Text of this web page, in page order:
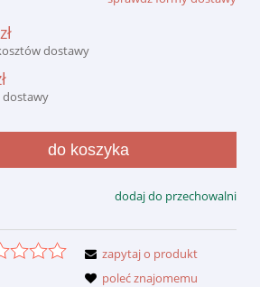
dostawy
dostawy
do koszyka
dodaj do przechowalni
zapytaj o produkt
poleć znajomemu